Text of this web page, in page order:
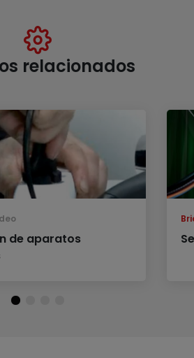
relacionados
de aparatos